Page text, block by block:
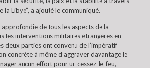
Libye”, a ajouté le communiqué.
approfondie de tous les aspects de la
les interventions militaires étrangères en
deux parties ont convenu de l’impératif
concrète à même d’aggraver davantage le
aucun effort pour un cessez-le-feu,